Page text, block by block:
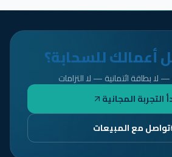
أعمالك للسحابة؟
التجربة المجانية
تواصل مع المبيعات